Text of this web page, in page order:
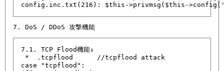
config.inc.txt(216): $this->privmsg($this-
7.1. TCP Flood機能↓
*  .tcpflood
//tcpflood attack
case "tcpflood":